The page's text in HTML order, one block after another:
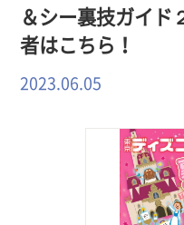
＆シー裏技ガイド
者はこちら！
2023.06.05